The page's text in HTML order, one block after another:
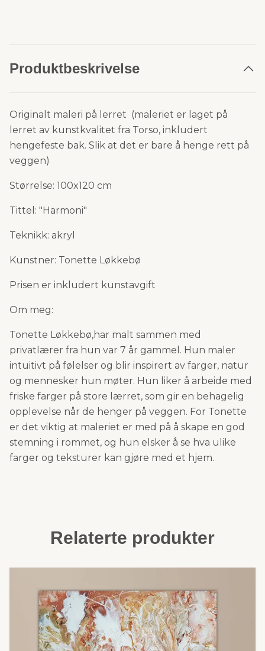
Produktbeskrivelse
Originalt maleri på lerret (maleriet er laget på
lerret av kunstkvalitet fra Torso, inkludert
hengefeste bak. Slik at det er bare å henge rett på
veggen)
Størrelse: 100x120 cm
Tittel: "Harmoni"
Teknikk: akryl
Kunstner: Tonette Løkkebø
Prisen er inkludert kunstavgift
Om meg:
Tonette Løkkebø,har malt sammen med
privatlærer fra hun var 7 år gammel. Hun maler
intuitivt på følelser og blir inspirert av farger, natur
og mennesker hun møter. Hun liker å arbeide med
friske farger på store lærret, som gir en behagelig
opplevelse når de henger på veggen. For Tonette
er det viktig at maleriet er med på å skape en god
stemning i rommet, og hun elsker å se hva ulike
farger og teksturer kan gjøre med et hjem.
Relaterte produkter